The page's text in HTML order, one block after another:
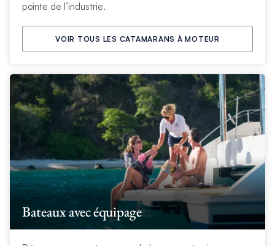
pointe de l’industrie.
VOIR TOUS LES CATAMARANS À MOTEUR
Bateaux avec équipage